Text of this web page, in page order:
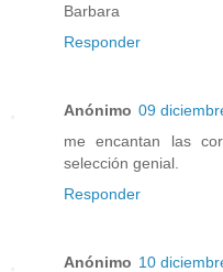
Barbara
Responder
Anónimo 09
me encantan las
selección genial.
Responder
Anónimo 10